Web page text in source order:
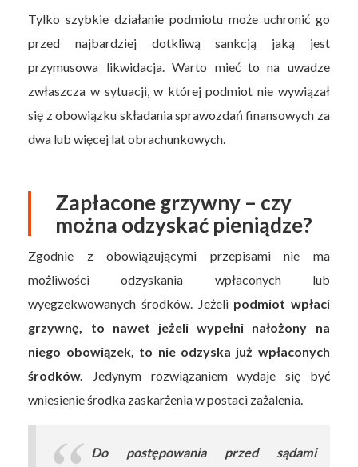
Tylko szybkie działanie podmiotu może uchronić go
przed najbardziej dotkliwą sankcją jaką jest
przymusowa likwidacja. Warto mieć to na uwadze
zwłaszcza w sytuacji, w której podmiot nie wywiązał
się z obowiązku składania sprawozdań finansowych za
dwa lub więcej lat obrachunkowych.
Zapłacone grzywny – czy
można odzyskać pieniądze?
Zgodnie z obowiązującymi przepisami nie ma
możliwości odzyskania wpłaconych lub
wyegzekwowanych środków. Jeżeli podmiot wpłaci
grzywnę, to nawet jeżeli wypełni nałożony na
niego obowiązek, to nie odzyska już wpłaconych
środków. Jedynym rozwiązaniem wydaje się być
wniesienie środka zaskarżenia w postaci zażalenia.
Do postępowania przed sądami